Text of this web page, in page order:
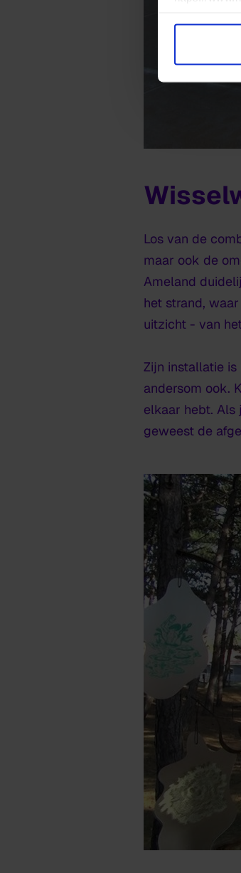
Los van de
maar ook de
Ameland
het strand,
uitzicht - van
Zijn installatie
andersom ook.
elkaar hebt.
geweest de